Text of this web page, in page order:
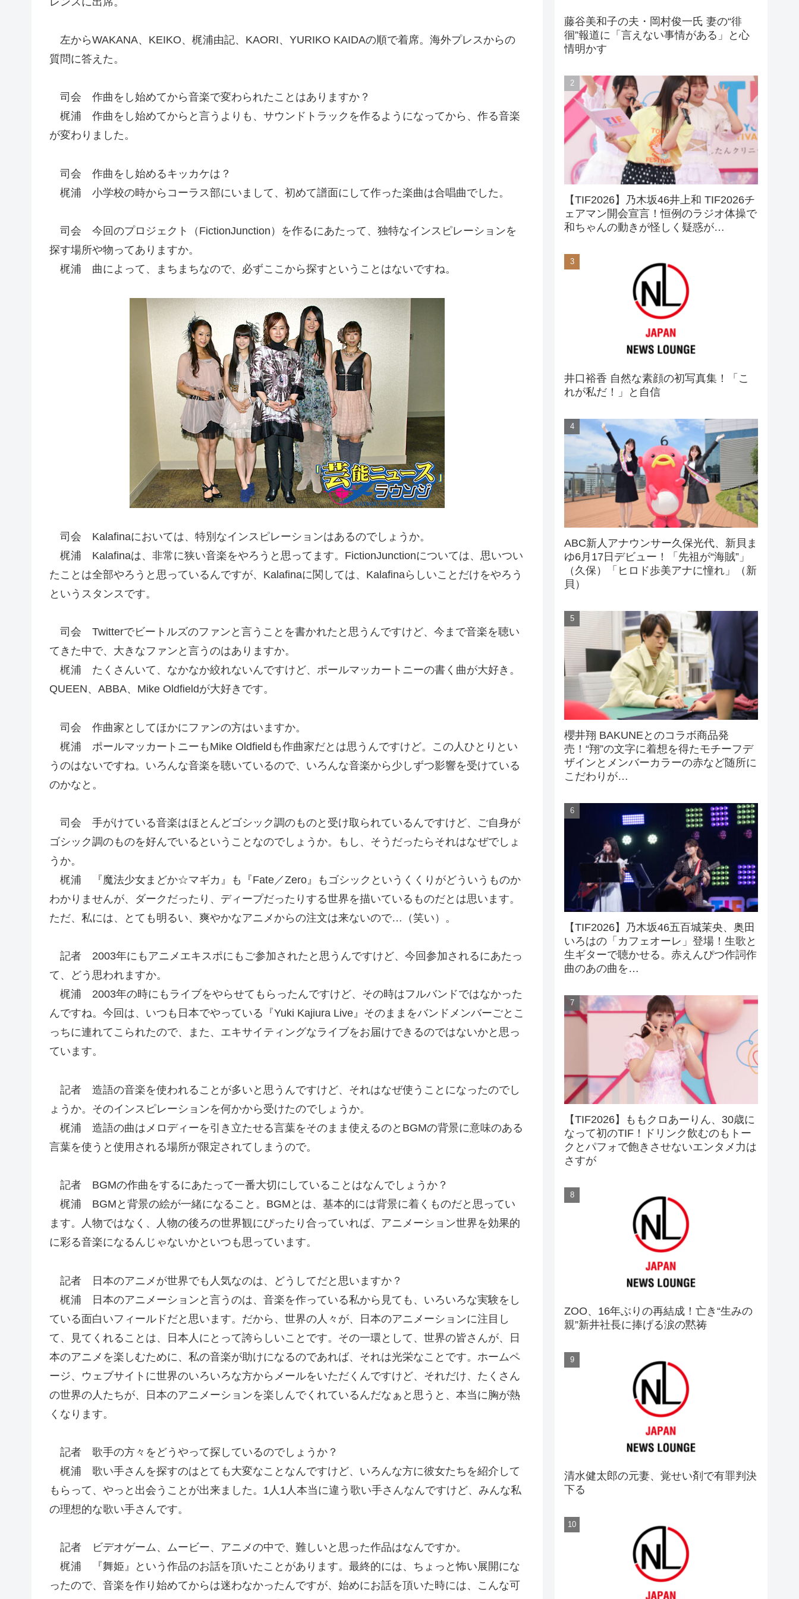
左からWAKANA、KEIKO、梶浦由記、KAORI、YURIKO KAIDAの順で着席。海外プレスからの
質問に答えた。
司会 作曲をし始めてから音楽で変わられたことはありますか？
梶浦 作曲をし始めてからと言うよりも、サウンドトラックを作るようになってから、作る音楽
が変わりました。
司会 作曲をし始めるキッカケは？
梶浦 小学校の時からコーラス部にいまして、初めて譜面にして作った楽曲は合唱曲でした。
司会 今回のプロジェクト（FictionJunction）を作るにあたって、独特なインスピレーションを
探す場所や物ってありますか。
梶浦 曲によって、まちまちなので、必ずここから探すということはないですね。
司会 Kalafinaにおいては、特別なインスピレーションはあるのでしょうか。
梶浦 Kalafinaは、非常に狭い音楽をやろうと思ってます。FictionJunctionについては、思いつい
たことは全部やろうと思っているんですが、Kalafinaに関しては、Kalafinaらしいことだけをやろう
というスタンスです。
司会 Twitterでビートルズのファンと言うことを書かれたと思うんですけど、今まで音楽を聴い
てきた中で、大きなファンと言うのはありますか。
梶浦 たくさんいて、なかなか絞れないんですけど、ポールマッカートニーの書く曲が大好き。
QUEEN、ABBA、Mike Oldfieldが大好きです。
司会 作曲家としてほかにファンの方はいますか。
梶浦 ポールマッカートニーもMike Oldfieldも作曲家だとは思うんですけど。この人ひとりとい
うのはないですね。いろんな音楽を聴いているので、いろんな音楽から少しずつ影響を受けている
のかなと。
司会 手がけている音楽はほとんどゴシック調のものと受け取られているんですけど、ご自身が
ゴシック調のものを好んでいるということなのでしょうか。もし、そうだったらそれはなぜでしょ
うか。
梶浦 『魔法少女まどか☆マギカ』も『Fate／Zero』もゴシックというくくりがどういうものか
わかりませんが、ダークだったり、ディープだったりする世界を描いているものだとは思います。
ただ、私には、とても明るい、爽やかなアニメからの注文は来ないので…（笑い）。
記者 2003年にもアニメエキスポにもご参加されたと思うんですけど、今回参加されるにあたっ
て、どう思われますか。
梶浦 2003年の時にもライブをやらせてもらったんですけど、その時はフルバンドではなかった
んですね。今回は、いつも日本でやっている『Yuki Kajiura Live』そのままをバンドメンバーごとこ
っちに連れてこられたので、また、エキサイティングなライブをお届けできるのではないかと思っ
ています。
記者 造語の音楽を使われることが多いと思うんですけど、それはなぜ使うことになったのでし
ょうか。そのインスピレーションを何かから受けたのでしょうか。
梶浦 造語の曲はメロディーを引き立たせる言葉をそのまま使えるのとBGMの背景に意味のある
言葉を使うと使用される場所が限定されてしまうので。
記者 BGMの作曲をするにあたって一番大切にしていることはなんでしょうか？
梶浦 BGMと背景の絵が一緒になること。BGMとは、基本的には背景に着くものだと思ってい
ます。人物ではなく、人物の後ろの世界観にぴったり合っていれば、アニメーション世界を効果的
に彩る音楽になるんじゃないかといつも思っています。
記者 日本のアニメが世界でも人気なのは、どうしてだと思いますか？
梶浦 日本のアニメーションと言うのは、音楽を作っている私から見ても、いろいろな実験をし
ている面白いフィールドだと思います。だから、世界の人々が、日本のアニメーションに注目し
て、見てくれることは、日本人にとって誇らしいことです。その一環として、世界の皆さんが、日
本のアニメを楽しむために、私の音楽が助けになるのであれば、それは光栄なことです。ホームペ
ージ、ウェブサイトに世界のいろいろな方からメールをいただくんですけど、それだけ、たくさん
の世界の人たちが、日本のアニメーションを楽しんでくれているんだなぁと思うと、本当に胸が熱
くなります。
記者 歌手の方々をどうやって探しているのでしょうか？
梶浦 歌い手さんを探すのはとても大変なことなんですけど、いろんな方に彼女たちを紹介して
もらって、やっと出会うことが出来ました。1人1人本当に違う歌い手さんなんですけど、みんな私
の理想的な歌い手さんです。
記者 ビデオゲーム、ムービー、アニメの中で、難しいと思った作品はなんですか。
梶浦 『舞姫』という作品のお話を頂いたことがあります。最終的には、ちょっと怖い展開にな
ったので、音楽を作り始めてからは迷わなかったんですが、始めにお話を頂いた時には、こんな可
藤谷美和子の夫・岡村俊一氏 妻の“徘
徊”報道に「言えない事情がある」と心
情明かす
【TIF2026】乃木坂46井上和 TIF2026チ
ェアマン開会宣言！恒例のラジオ体操で
和ちゃんの動きが怪しく疑惑が…
井口裕香 自然な素顔の初写真集！「こ
れが私だ！」と自信
ABC新人アナウンサー久保光代、新貝ま
ゆ6月17日デビュー！「先祖が“海賊”」
（久保）「ヒロド歩美アナに憧れ」（新
貝）
櫻井翔 BAKUNEとのコラボ商品発
売！“翔”の文字に着想を得たモチーフデ
ザインとメンバーカラーの赤など随所に
こだわりが…
【TIF2026】乃木坂46五百城茉央、奥田
いろはの「カフェオーレ」登場！生歌と
生ギターで聴かせる。赤えんぴつ作詞作
曲のあの曲を…
【TIF2026】ももクロあーりん、30歳に
なって初のTIF！ドリンク飲むのもトー
クとパフォで飽きさせないエンタメ力は
さすが
ZOO、16年ぶりの再結成！亡き“生みの
親”新井社長に捧げる涙の黙祷
清水健太郎の元妻、覚せい剤で有罪判決
下る